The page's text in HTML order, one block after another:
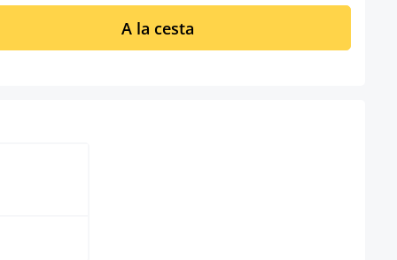
introduce la cantidad deseada o
A la cesta